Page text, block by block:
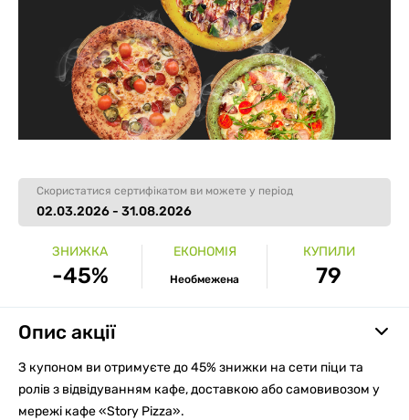
Скористатися сертифікатом ви можете у період
02.03.2026 - 31.08.2026
ЗНИЖКА
-45%
ЕКОНОМІЯ
Необмежена
КУПИЛИ
79
Опис акції
З купоном ви отримуєте до 45% знижки на сети піци та
ролів з відвідуванням кафе, доставкою або самовивозом у
мережі кафе «Story Pizza».